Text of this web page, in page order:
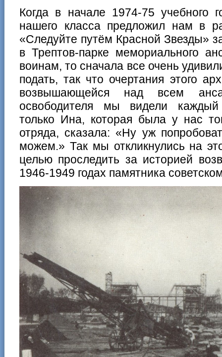
Когда в начале 1974-75 учебного
нашего класса предложил нам в
«Следуйте путём Красной Звезды»
в Трептов-парке мемориального
воинам, то сначала все очень
подать, так что очертания этого
возвышающейся над всем
освободителя мы видели
только Ина, которая была у нас
отряда, сказала: «Ну уж
можем.» Так мы откликнулись на
целью проследить за историей
1946-1949 годах памятника